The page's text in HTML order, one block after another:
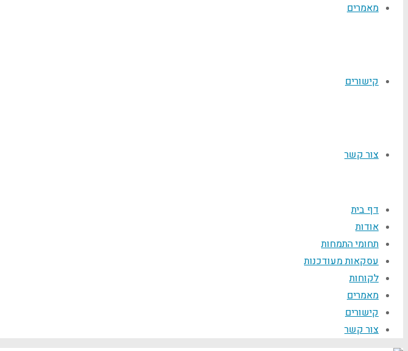
מאמרים
קישורים
צור קשר
דף בית
אודות
תחומי התמחות
עסקאות מעודכנות
לקוחות
מאמרים
קישורים
צור קשר